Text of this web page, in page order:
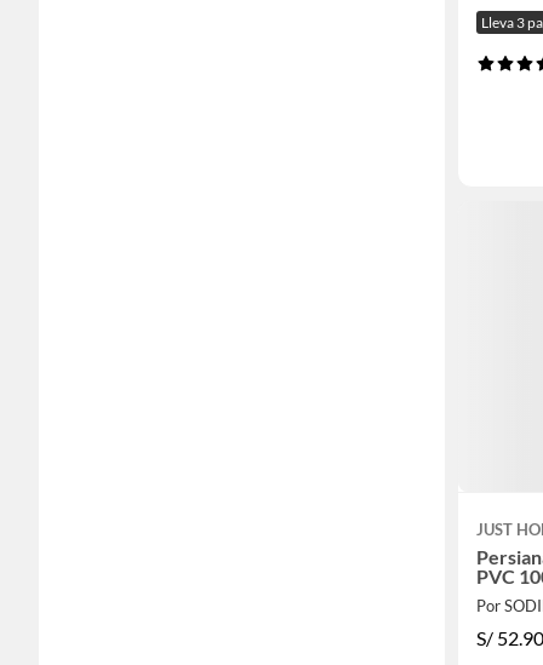
Lleva 3
JUST
PVC
Por
S/ 52.90